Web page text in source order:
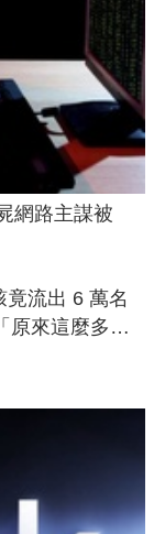
網路主謀被
竟流出 6 萬名
原來這麼多人